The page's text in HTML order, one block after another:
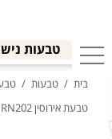
טבעות
בית / טבעות /
טבעת אירוסין RN202